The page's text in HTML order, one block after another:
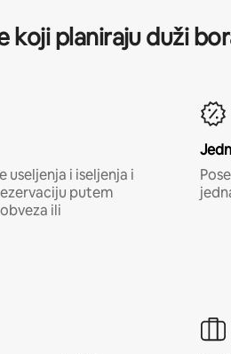
koji planiraju duži
i iseljenja i
putem
ili